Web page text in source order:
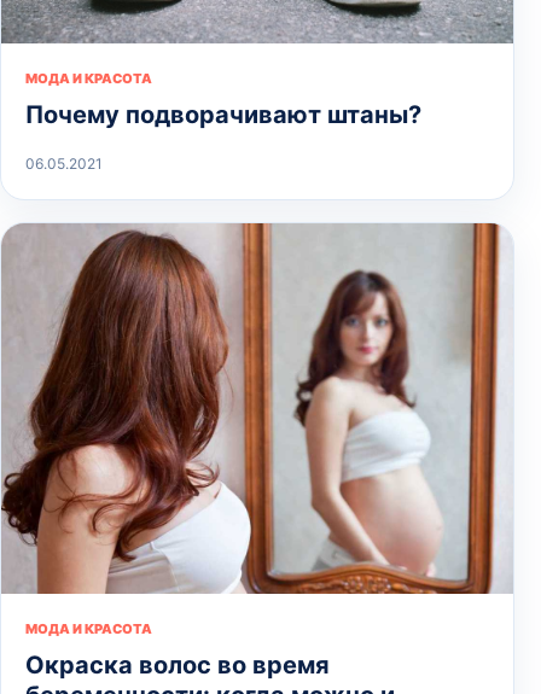
МОДА И КРАСОТА
Почему подворачивают штаны?
06.05.2021
МОДА И КРАСОТА
Окраска волос во время